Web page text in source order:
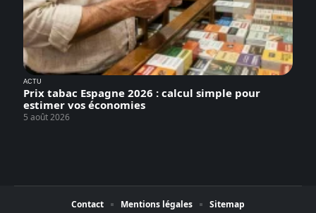
ACTU
Prix tabac Espagne 2026 : calcul simple pour
estimer vos économies
5 août 2026
Contact Mentions légales Sitemap